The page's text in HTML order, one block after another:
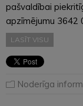
pašvaldībai
apzīmējumu 3642
LASĪT VISU
Noderīga